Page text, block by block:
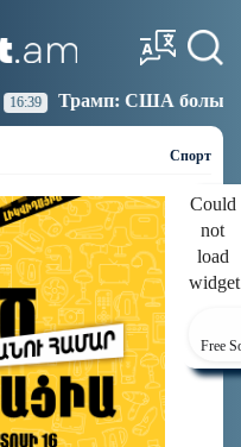
не намерены вести
Спорт
Could
not
load
Free